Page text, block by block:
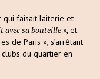
qui faisait laiterie et
avec sa bouteille »,et
de Paris », s’arrêtant
du quartier en